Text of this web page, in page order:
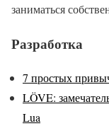
заниматься
Разработка
7 простых
LÖVE:
Lua